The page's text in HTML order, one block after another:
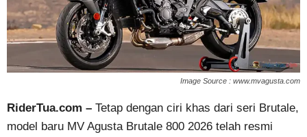
Image Source : www.mvagusta.com
RiderTua.com – Tetap dengan ciri khas dari seri Brutale,
model baru MV Agusta Brutale 800 2026 telah resmi